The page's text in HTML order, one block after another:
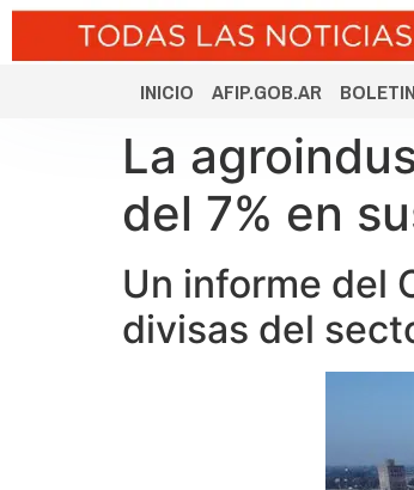
INICIO AFIP.GOB.AR
La
del 7% en
Un informe del
divisas del